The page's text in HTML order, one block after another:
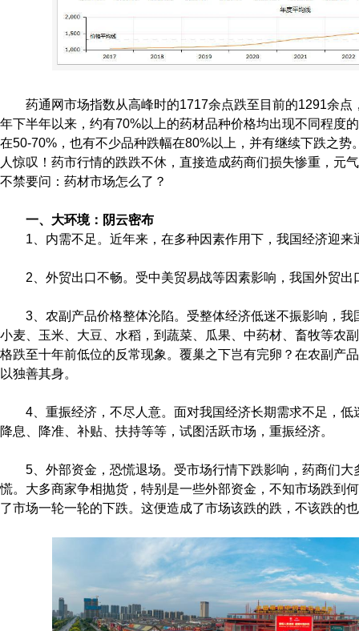
药通网市场指数从高峰时的1717余点跌至目前的1291余
年下半年以来，约有70%以上的药材品种价格均出现不同程度
在50-70%，也有不少品种跌幅在80%以上，并有继续下跌之
人惊叹！药市行情的跌跌不休，直接造成药商们损失惨重，元
不禁要问：药材市场怎么了？
一、大环境：阴云密布
1、内需不足。近年来，在多种因素作用下，我国经济迎
2、外贸出口不畅。受中美贸易战等因素影响，我国外贸
3、农副产品价格整体沦陷。受整体经济低迷不振影响，
小麦、玉米、大豆、水稻，到蔬菜、瓜果、中药材、畜牧等农
格跌至十年前低位的反常现象。覆巢之下岂有完卵？在农副产
以独善其身。
4、重振经济，不尽人意。面对我国经济长期需求不足，
降息、降准、补贴、扶持等等，试图活跃市场，重振经济。
5、外部资金，恐慌退场。受市场行情下跌影响，药商们
慌。大多商家争相抛货，特别是一些外部资金，不知市场跌到
了市场一轮一轮的下跌。这便造成了市场该跌的跌，不该跌的